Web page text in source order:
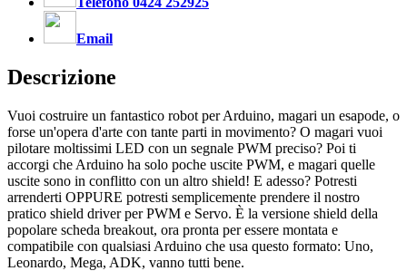
Email
Descrizione
Vuoi costruire un fantastico robot per Arduino, magari un esapode, o
forse un'opera d'arte con tante parti in movimento? O magari vuoi
pilotare moltissimi LED con un segnale PWM preciso? Poi ti
accorgi che Arduino ha solo poche uscite PWM, e magari quelle
uscite sono in conflitto con un altro shield! E adesso? Potresti
arrenderti OPPURE potresti semplicemente prendere il nostro
pratico shield driver per PWM e Servo. È la versione shield della
popolare scheda breakout, ora pronta per essere montata e
compatibile con qualsiasi Arduino che usa questo formato: Uno,
Leonardo, Mega, ADK, vanno tutti bene.